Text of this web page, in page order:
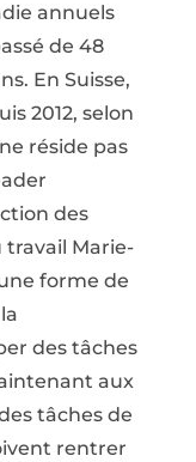
annuels
de 48
En Suisse,
2012, selon
réside pas
des
travail Marie-
forme de
des tâches
aux
tâches de
rentrer